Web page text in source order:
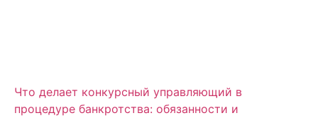
Что делает конкурсный управляющий в
процедуре банкротства: обязанности и